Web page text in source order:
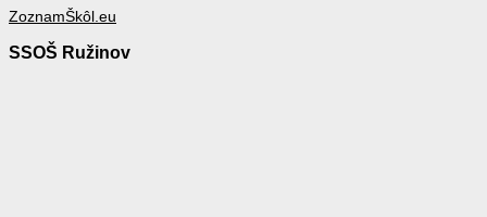
ZoznamŠkôl.eu
SSOŠ Ružinov